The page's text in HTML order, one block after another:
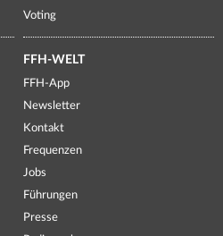
Voting
FFH-WELT
FFH-App
Newsletter
Kontakt
Frequenzen
Jobs
Führungen
Presse